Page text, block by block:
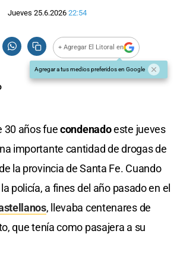
Jueves 25.6.2026 22:54
+ Agregar El Litoral en
Agregar a tus medios preferidos en Google
30 años fuecondenadoeste jueves
importante cantidad de drogas de
la provincia de Santa Fe. Cuando
policía, a fines del año pasado en el
, llevaba centenares de
que tenía como pasajera a su